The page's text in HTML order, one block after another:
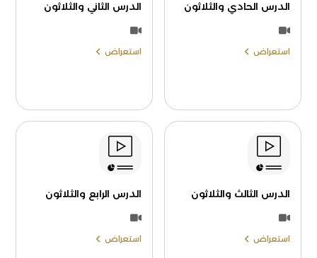
الدرس الحادي والثلاثون
استعراض
الدرس الثاني والثلاثون
استعراض
الدرس الثالث والثلاثون
استعراض
الدرس الرابع والثلاثون
استعراض